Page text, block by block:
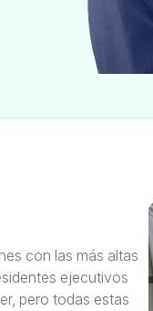
con las más altas
ejecutivos
pero todas estas